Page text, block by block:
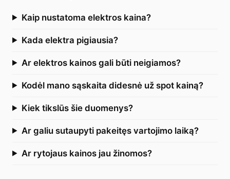
Kaip nustatoma elektros kaina?
Kada elektra pigiausia?
Ar elektros kainos gali būti neigiamos?
Kodėl mano sąskaita didesnė už spot kainą?
Kiek tikslūs šie duomenys?
Ar galiu sutaupyti pakeitęs vartojimo laiką?
Ar rytojaus kainos jau žinomos?